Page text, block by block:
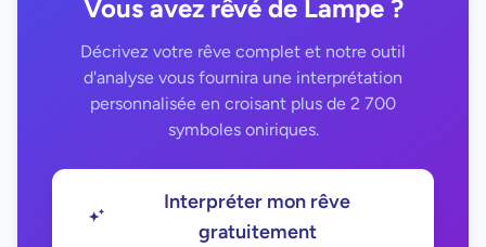
Vous avez rêvé de Lampe ?
Décrivez votre rêve complet et notre outil
d'analyse vous fournira une interprétation
personnalisée en croisant plus de 2 700
symboles oniriques.
Interpréter mon rêve
gratuitement